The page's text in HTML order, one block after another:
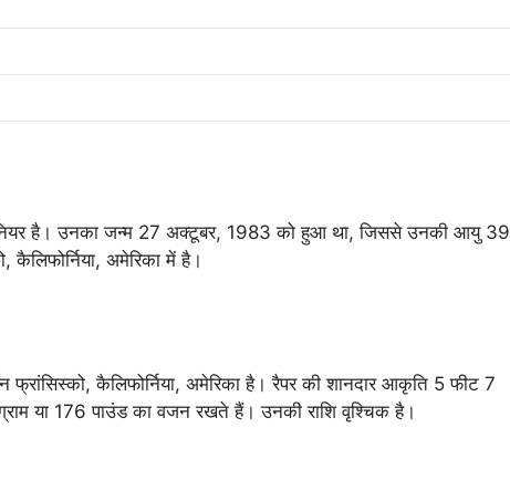
है। उनका जन्म 27 अक्टूबर, 1983 को हुआ था, जिससे उनकी आयु 39
कैलिफोर्निया, अमेरिका में है।
कैलिफोर्निया, अमेरिका है। रैपर की शानदार आकृति 5 फीट 7
या 176 पाउंड का वजन रखते हैं। उनकी राशि वृश्चिक है।